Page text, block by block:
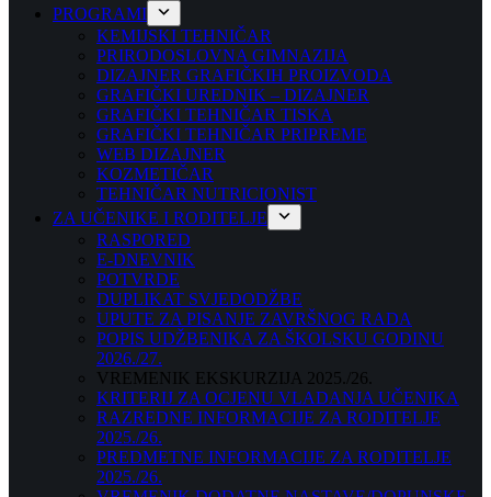
PROGRAMI
KEMIJSKI TEHNIČAR
PRIRODOSLOVNA GIMNAZIJA
DIZAJNER GRAFIČKIH PROIZVODA
GRAFIČKI UREDNIK – DIZAJNER
GRAFIČKI TEHNIČAR TISKA
GRAFIČKI TEHNIČAR PRIPREME
WEB DIZAJNER
KOZMETIČAR
TEHNIČAR NUTRICIONIST
ZA UČENIKE I RODITELJE
RASPORED
E-DNEVNIK
POTVRDE
DUPLIKAT SVJEDODŽBE
UPUTE ZA PISANJE ZAVRŠNOG RADA
POPIS UDŽBENIKA ZA ŠKOLSKU GODINU
2026./27.
VREMENIK EKSKURZIJA 2025./26.
KRITERIJ ZA OCJENU VLADANJA UČENIKA
RAZREDNE INFORMACIJE ZA RODITELJE
2025./26.
PREDMETNE INFORMACIJE ZA RODITELJE
2025./26.